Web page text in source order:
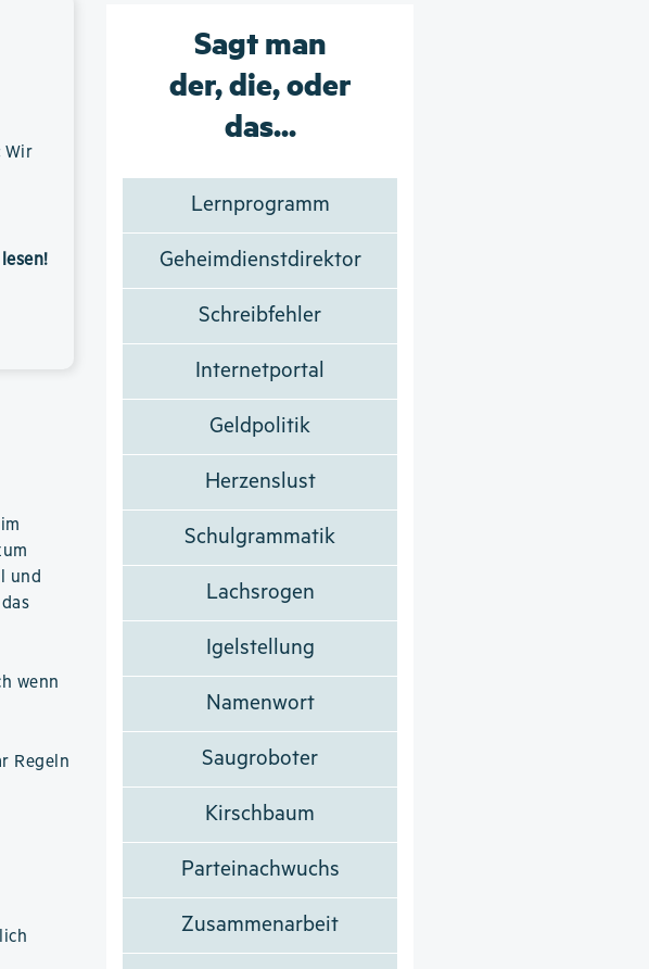
Wir
und
wenn
Regeln
Sagt man
der, die, oder
das...
Lernprogramm
Geheimdienstdirektor
Schreibfehler
Internetportal
Geldpolitik
Herzenslust
Schulgrammatik
Lachsrogen
Igelstellung
Namenwort
Saugroboter
Kirschbaum
Parteinachwuchs
Zusammenarbeit